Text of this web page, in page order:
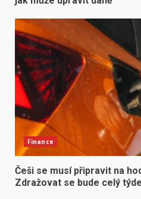
Finance
Češi se musí připravit na
Zdražovat se bude celý